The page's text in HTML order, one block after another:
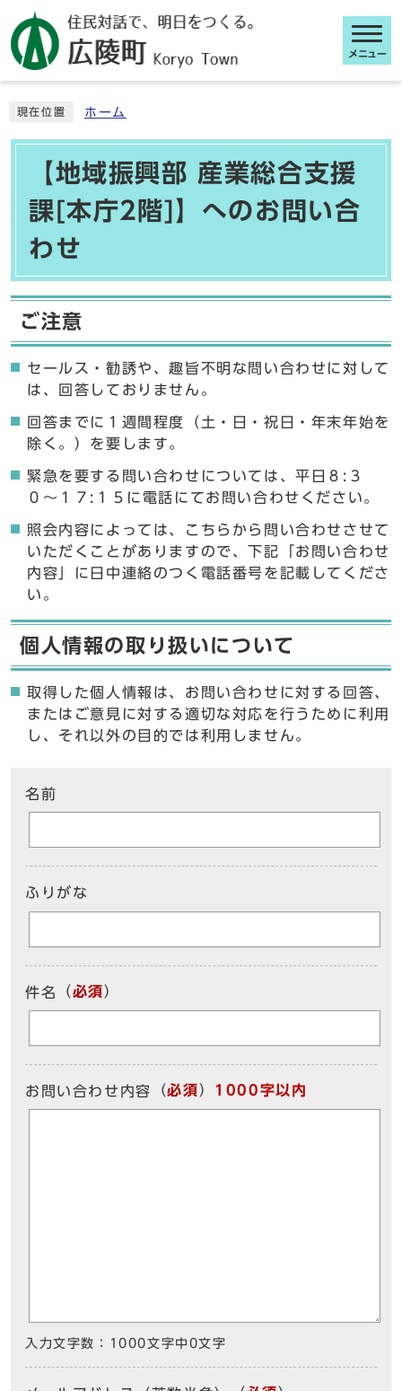
メニュー
現在位置 ホーム
【地域振興部 産業総合支援
課[本庁2階]】へのお問い合
わせ
ご注意
セールス・勧誘や、趣旨不明な問い合わせに対して
は、回答しておりません。
回答までに１週間程度（土・日・祝日・年末年始を
除く。）を要します。
緊急を要する問い合わせについては、平日８:３
０〜１７:１５に電話にてお問い合わせください。
照会内容によっては、こちらから問い合わせさせて
いただくことがありますので、下記「お問い合わせ
内容」に日中連絡のつく電話番号を記載してくださ
い。
個人情報の取り扱いについて
取得した個人情報は、お問い合わせに対する回答、
またはご意見に対する適切な対応を行うために利用
し、それ以外の目的では利用しません。
名前
ふりがな
件名 （必須）
お問い合わせ内容 （必須） 1000字以内
入力文字数： 1000文字中 0文字